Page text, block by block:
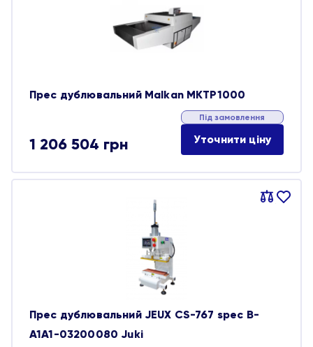
Прес дублювальний Malkan MKTP1000
1 206 504 грн
Під замовлення
Уточнити ціну
Порівняти
В
Прес дублювальний JEUX CS-767 spec B-
A1A1-03200080 Juki